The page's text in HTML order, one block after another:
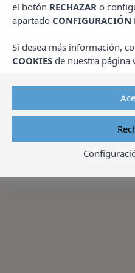
En Apartamentos Pins
una experiencia
unas vacaciones
Nuestro
concebido
ofreciendo una
comodidades que le
sus necesidades
el botón RECHAZAR o
apartado CONFIGURACIÓN
Si desea más información,
COOKIES de nuestra página